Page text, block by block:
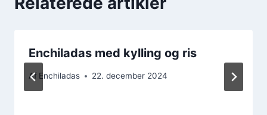
Enchiladas med kylling og ris
Af Enchiladas 22. december 2024